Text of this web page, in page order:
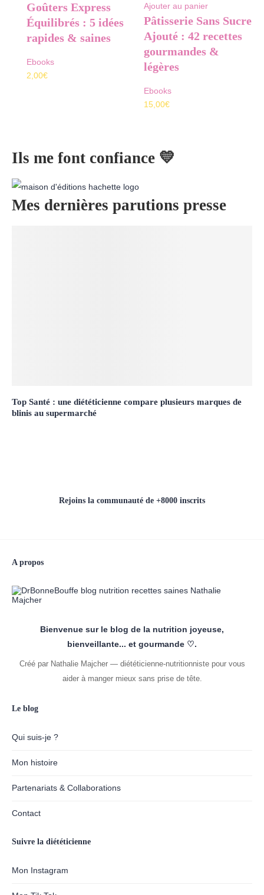
Goûters Express
Équilibrés : 5 idées
rapides & saines
Ebooks
2,00€
Ajouter au panier
Pâtisserie Sans Sucre
Ajouté : 42 recettes
gourmandes &
légères
Ebooks
15,00€
Ils me font confiance 💛
Mes dernières parutions presse
Top Santé : une diététicienne compare plusieurs marques de
blinis au supermarché
Rejoins la communauté de +8000 inscrits
A propos
Bienvenue sur le blog de la nutrition joyeuse,
bienveillante... et gourmande ♡.
Créé par Nathalie Majcher — diététicienne-nutritionniste pour vous
aider à manger mieux sans prise de tête.
Le blog
Qui suis-je ?
Mon histoire
Partenariats & Collaborations
Contact
Suivre la diététicienne
Mon Instagram